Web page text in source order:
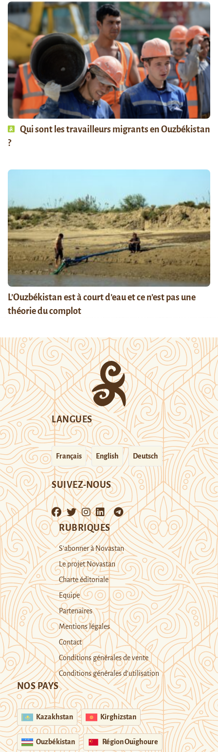
Qui sont les travailleurs migrants en Ouzbékistan
?
L’Ouzbékistan est à court d’eau et ce n’est pas une
théorie du complot
LANGUES
Français English Deutsch
SUIVEZ-NOUS
RUBRIQUES
S’abonner à Novastan
Le projet Novastan
Charte éditoriale
Equipe
Partenaires
Mentions légales
Contact
Conditions générales de vente
Conditions générales d’utilisation
NOS PAYS
Kazakhstan Kirghizstan
Ouzbékistan Région Ouïghoure